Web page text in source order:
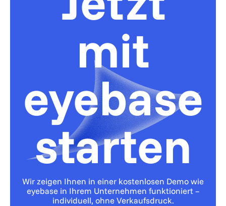
mit
eyebase
starten
Wir zeigen Ihnen in einer kostenlosen Demo wie
eyebase in Ihrem Unternehmen funktioniert –
individuell, ohne Verkaufsdruck.